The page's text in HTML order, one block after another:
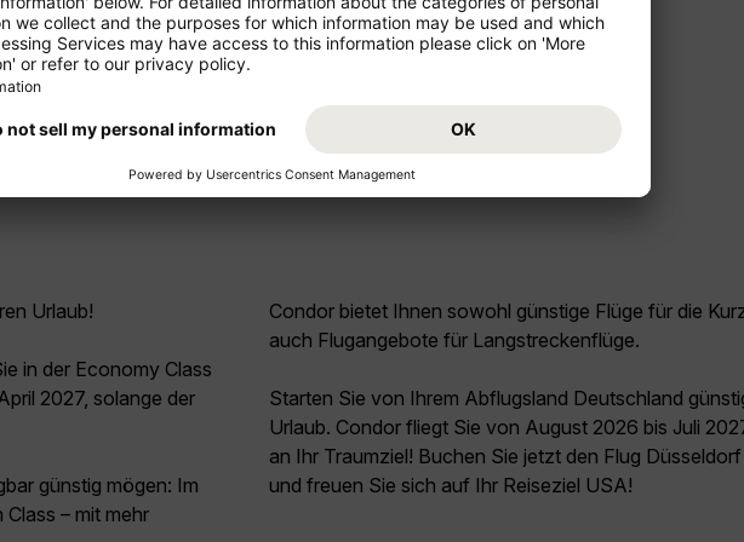
Mehr anzeigen
Urlaub!
in der Economy Class
2027, solange der
günstig mögen: Im
– mit mehr
Condor bietet Ihnen sowohl günstige Flüge für die
auch Flugangebote für Langstreckenflüge.
Starten Sie von Ihrem Abflugsland Deutschland
Urlaub. Condor fliegt Sie von August 2026 bis Juli
an Ihr Traumziel! Buchen Sie jetzt den Flug
und freuen Sie sich auf Ihr Reiseziel USA!